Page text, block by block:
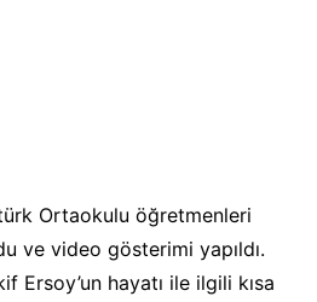
Ortaokulu öğretmenleri
ve video gösterimi yapıldı.
Ersoy’un hayatı ile ilgili kısa